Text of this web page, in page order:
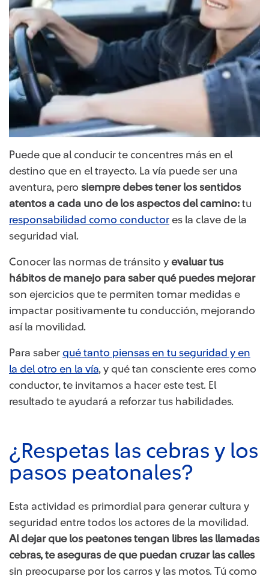
Puede que al conducir te concentres más en el
destino que en el trayecto. La vía puede ser una
aventura, pero siempre debes tener los sentidos
atentos a cada uno de los aspectos del camino: tu
responsabilidad como conductor es la clave de la
seguridad vial.
Conocer las normas de tránsito y evaluar tus
hábitos de manejo para saber qué puedes mejorar
son ejercicios que te permiten tomar medidas e
impactar positivamente tu conducción, mejorando
así la movilidad.
Para saber qué tanto piensas en tu seguridad y en
la del otro en la vía, y qué tan consciente eres como
conductor, te invitamos a hacer este test. El
resultado te ayudará a reforzar tus habilidades.
¿Respetas las cebras y los
pasos peatonales?
Esta actividad es primordial para generar cultura y
seguridad entre todos los actores de la movilidad.
Al dejar que los peatones tengan libres las llamadas
cebras, te aseguras de que puedan cruzar las calles
sin preocuparse por los carros y las motos. Tú como